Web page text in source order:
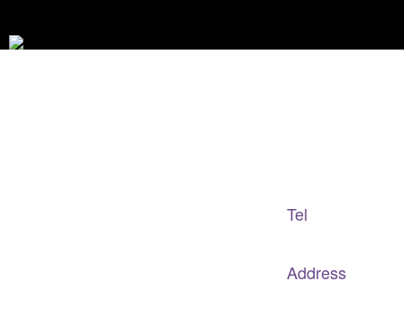
Tel
Address